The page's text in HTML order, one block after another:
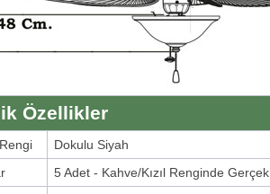
Özellikler
Dokulu Siyah
5 Adet - Kahve/Kızıl Renginde